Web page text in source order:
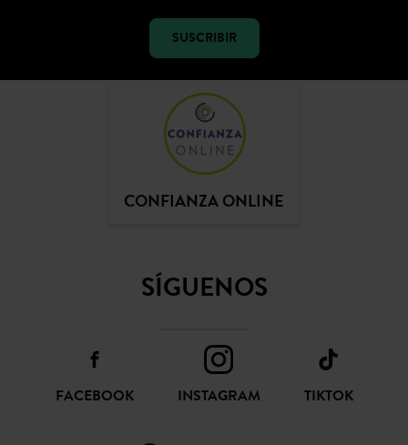
SUSCRIBIR
CONFIANZA ONLINE
SÍGUENOS
FACEBOOK INSTAGRAM TIKTOK